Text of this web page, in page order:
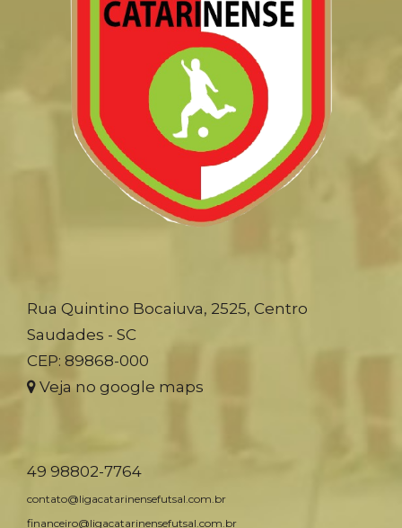
Rua Quintino Bocaiuva, 2525, Centro
Saudades - SC
CEP: 89868-000
Veja no google maps
49 98802-7764
contato@ligacatarinensefutsal.com.br
financeiro@ligacatarinensefutsal.com.br